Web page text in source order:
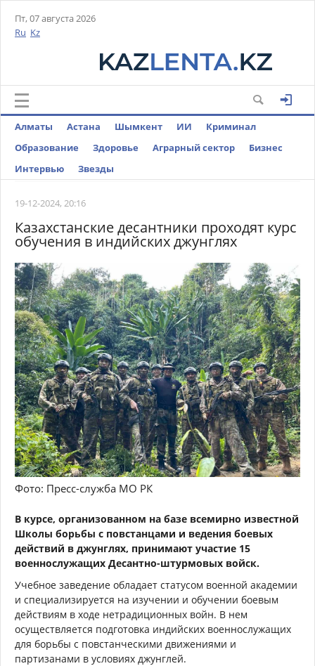
Пт, 07 августа 2026
Ru Kz
Алматы Астана Шымкент ИИ
Криминал
Образование
Здоровье Аграрный сектор
Бизнес
Интервью
Звезды
19-12-2024, 20:16
Казахстанские десантники проходят курс
обучения в индийских джунглях
Фото: Пресс-служба МО РК
В курсе, организованном на базе всемирно известной
Школы борьбы с повстанцами и ведения боевых
действий в джунглях, принимают участие 15
военнослужащих Десантно-штурмовых войск.
Учебное заведение обладает статусом военной академии
и специализируется на изучении и обучении боевым
действиям в ходе нетрадиционных войн. В нем
осуществляется подготовка индийских военнослужащих
для борьбы с повстанческими движениями и
партизанами в условиях джунглей.